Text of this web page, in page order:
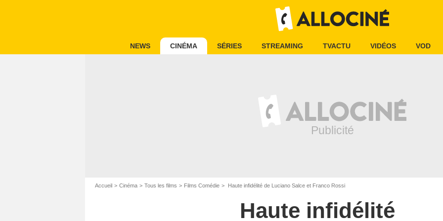
NEWS CINÉMA SÉRIES STREAMING TVACTU VIDÉOS VOD
Accueil Cinéma Tous les films Films Comédie Haute infidélité de Luciano Salce et Franco Rossi
Haute infidélité